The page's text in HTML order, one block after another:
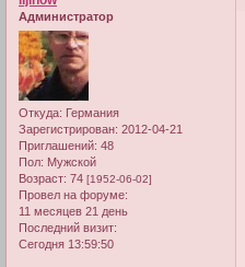
Администратор
Откуда: Германия
Зарегистрирован: 2012-04-21
Приглашений: 48
Пол: Мужской
Возраст: 74 [1952-06-02]
Провел на форуме:
11 месяцев 21 день
Последний визит:
Сегодня 13:59:50